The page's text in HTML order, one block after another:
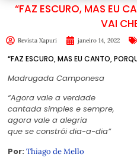
“FAZ ESCURO, MAS EU
VAI
Revista Xapuri janeiro 14, 2022
“FAZ ESCURO, MAS EU CANTO,
Madrugada Camponesa
“Agora vale a verdade
cantada simples e sempre,
agora vale a alegria
que se constrói dia-a-dia”
Por: Thiago de Mello